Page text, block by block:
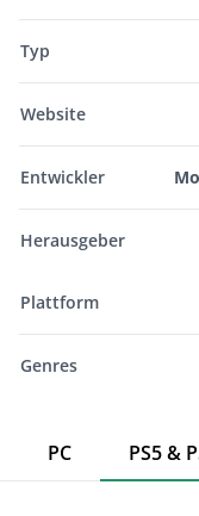
Typ
Website
Entwickler
Herausgeber
Plattform
Genres
PC PS5 &